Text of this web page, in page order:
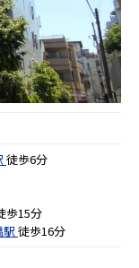
徒歩6分
歩15分
駅 徒歩16分